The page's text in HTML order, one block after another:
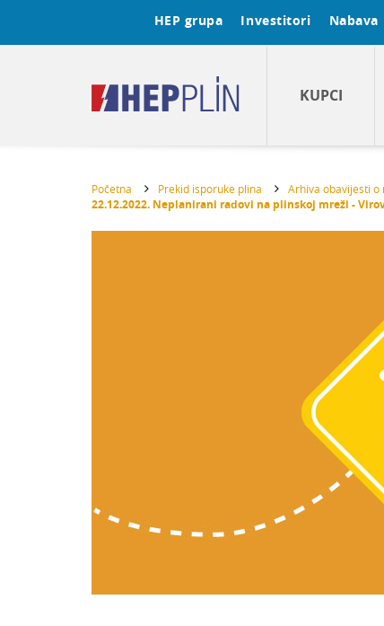
HEP grupa Investitori Nabava
KUPCI
Početna Prekid isporuke plina Arhiva obavijesti o
22.12.2022. Neplanirani radovi na plinskoj mreži -